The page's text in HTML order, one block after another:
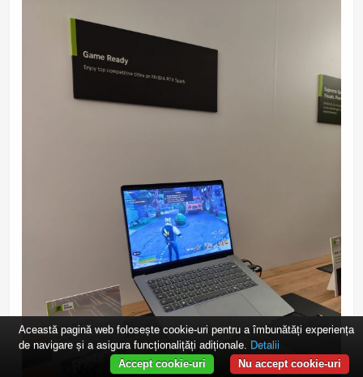
Această pagină web folosește cookie-uri pentru a îmbunătăți experiența
de navigare și a asigura funcționalițăți adiționale. Detalii
Nu accept cookie-uri
Accept cookie-uri